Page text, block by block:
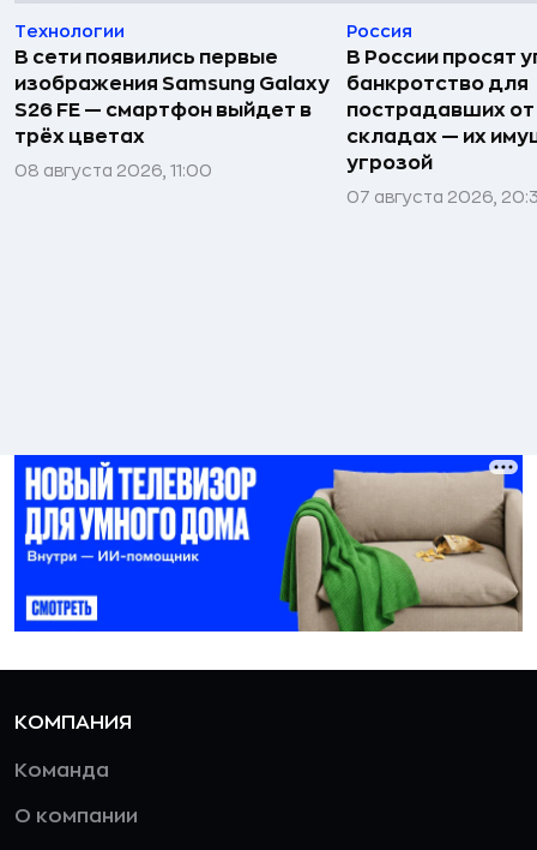
Технологии
В сети появились первые
изображения Samsung Galaxy
S26 FE — смартфон выйдет в
трёх цветах
08 августа 2026, 11:00
Россия
В России просят
банкротство для
пострадавших
складах — их
угрозой
07 августа 2026,
КОМПАНИЯ
Команда
О компании